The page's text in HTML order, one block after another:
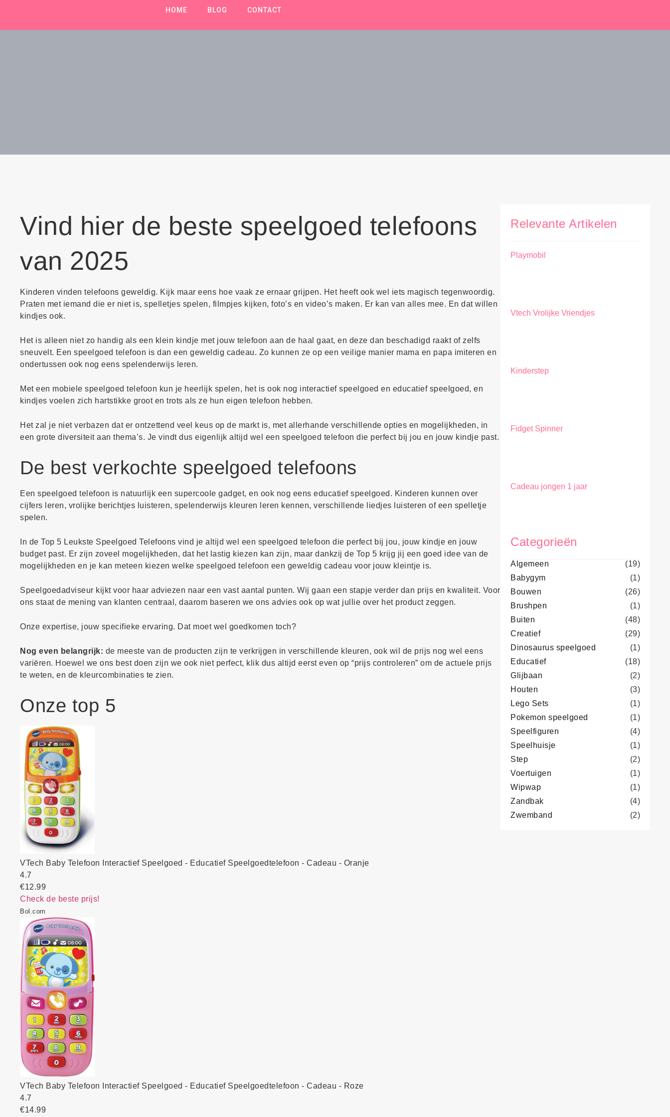
HOME BLOG CONTACT
Vind hier de beste speelgoed telefoons
van 2025
Kinderen vinden telefoons geweldig. Kijk maar eens hoe vaak ze ernaar grijpen. Het heeft ook wel iets magisch tegenwoordig.
Praten met iemand die er niet is, spelletjes spelen, filmpjes kijken, foto’s en video’s maken. Er kan van alles mee. En dat willen
kindjes ook.
Het is alleen niet zo handig als een klein kindje met jouw telefoon aan de haal gaat, en deze dan beschadigd raakt of zelfs
sneuvelt. Een speelgoed telefoon is dan een geweldig cadeau. Zo kunnen ze op een veilige manier mama en papa imiteren en
ondertussen ook nog eens spelenderwijs leren.
Met een mobiele speelgoed telefoon kun je heerlijk spelen, het is ook nog interactief speelgoed en educatief speelgoed, en
kindjes voelen zich hartstikke groot en trots als ze hun eigen telefoon hebben.
Het zal je niet verbazen dat er ontzettend veel keus op de markt is, met allerhande verschillende opties en mogelijkheden, in
een grote diversiteit aan thema’s. Je vindt dus eigenlijk altijd wel een speelgoed telefoon die perfect bij jou en jouw kindje past.
De best verkochte speelgoed telefoons
Een speelgoed telefoon is natuurlijk een supercoole gadget, en ook nog eens educatief speelgoed. Kinderen kunnen over
cijfers leren, vrolijke berichtjes luisteren, spelenderwijs kleuren leren kennen, verschillende liedjes luisteren of een spelletje
spelen.
In de Top 5 Leukste Speelgoed Telefoons vind je altijd wel een speelgoed telefoon die perfect bij jou, jouw kindje en jouw
budget past. Er zijn zoveel mogelijkheden, dat het lastig kiezen kan zijn, maar dankzij de Top 5 krijg jij een goed idee van de
mogelijkheden en je kan meteen kiezen welke speelgoed telefoon een geweldig cadeau voor jouw kleintje is.
Speelgoedadviseur kijkt voor haar adviezen naar een vast aantal punten. Wij gaan een stapje verder dan prijs en kwaliteit. Voor
ons staat de mening van klanten centraal, daarom baseren we ons advies ook op wat jullie over het product zeggen.
Onze expertise, jouw specifieke ervaring. Dat moet wel goedkomen toch?
Nog even belangrijk: de meeste van de producten zijn te verkrijgen in verschillende kleuren, ook wil de prijs nog wel eens
variëren. Hoewel we ons best doen zijn we ook niet perfect, klik dus altijd eerst even op “prijs controleren” om de actuele prijs
te weten, en de kleurcombinaties te zien.
Onze top 5
VTech Baby Telefoon Interactief Speelgoed - Educatief Speelgoedtelefoon - Cadeau - Oranje
4.7
€12.99
Check de beste prijs!
Bol.com
VTech Baby Telefoon Interactief Speelgoed - Educatief Speelgoedtelefoon - Cadeau - Roze
4.7
€14.99
Relevante Artikelen
Playmobil
Vtech Vrolijke Vriendjes
Kinderstep
Fidget Spinner
Cadeau jongen 1 jaar
Categorieën
Algemeen
(19)
Babygym
(1)
Bouwen
(26)
Brushpen
(1)
Buiten
(48)
Creatief
(29)
Dinosaurus speelgoed
(1)
Educatief
(18)
Glijbaan
(2)
Houten
(3)
Lego Sets
(1)
Pokemon speelgoed
(1)
Speelfiguren
(4)
Speelhuisje
(1)
Step
(2)
Voertuigen
(1)
Wipwap
(1)
Zandbak
(4)
Zwemband
(2)